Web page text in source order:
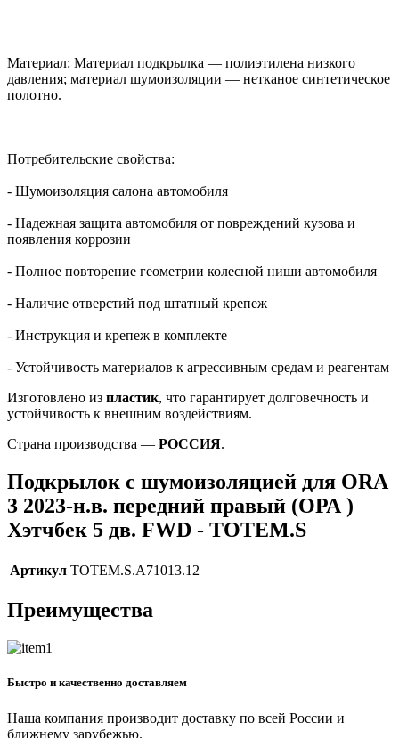
Материал: Материал подкрылка — полиэтилена низкого
давления; материал шумоизоляции — нетканое синтетическое
полотно.
Потребительские свойства:
- Шумоизоляция салона автомобиля
- Надежная защита автомобиля от повреждений кузова и
появления коррозии
- Полное повторение геометрии колесной ниши автомобиля
- Наличие отверстий под штатный крепеж
- Инструкция и крепеж в комплекте
- Устойчивость материалов к агрессивным средам и реагентам
Изготовлено из пластик, что гарантирует долговечность и
устойчивость к внешним воздействиям.
Страна производства — РОССИЯ.
Подкрылок с шумоизоляцией для ORA
3 2023-н.в. передний правый (ОРА )
Хэтчбек 5 дв. FWD - TOTEM.S
Артикул TOTEM.S.A71013.12
Преимущества
Быстро и качественно доставляем
Наша компания производит доставку по всей России и
ближнему зарубежью.